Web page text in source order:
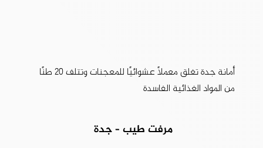
أمانة جدة تغلق معملًا عشوائيًا للمعجنات وتتلف 20 طنًا
من المواد الغذائية الفاسدة
مرفت طيب – جدة